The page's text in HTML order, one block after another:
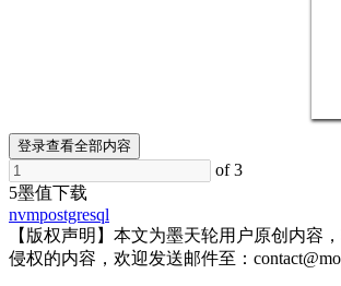
登录查看全部内容
of 3
5墨值下载
nvmpostgresql
【版权声明】本文为墨天轮用户原创内
侵权的内容，欢迎发送邮件至：